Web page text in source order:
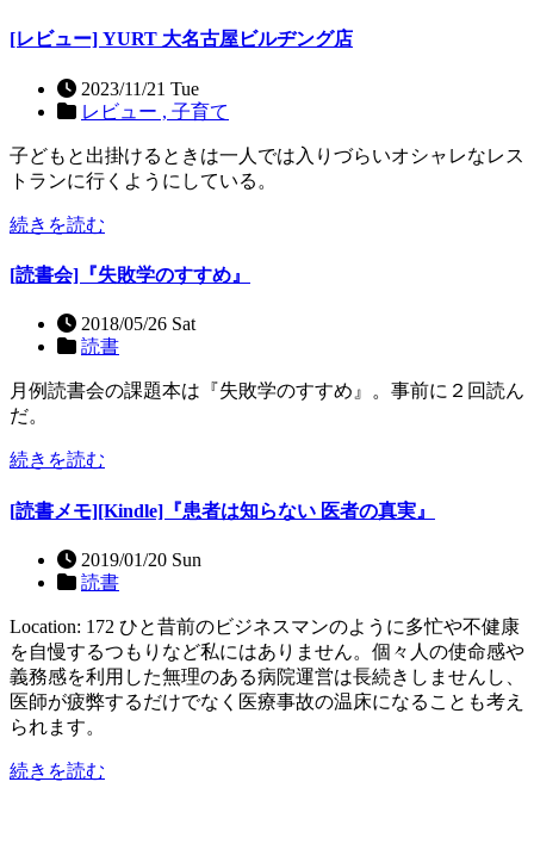
[レビュー] YURT 大名古屋ビルヂング店
2023/11/21 Tue
レビュー , 子育て
子どもと出掛けるときは一人では入りづらいオシャレなレス
トランに行くようにしている。
続きを読む
[読書会]『失敗学のすすめ』
2018/05/26 Sat
読書
月例読書会の課題本は『失敗学のすすめ』。事前に２回読ん
だ。
続きを読む
[読書メモ][Kindle]『患者は知らない 医者の真実』
2019/01/20 Sun
読書
Location: 172 ひと昔前のビジネスマンのように多忙や不健康
を自慢するつもりなど私にはありません。個々人の使命感や
義務感を利用した無理のある病院運営は長続きしませんし、
医師が疲弊するだけでなく医療事故の温床になることも考え
られます。
続きを読む